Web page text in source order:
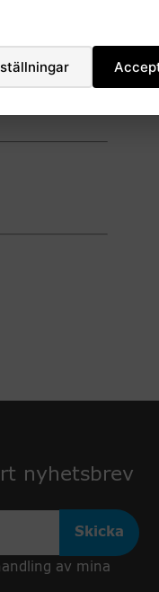
nyhetsbrev
av mina